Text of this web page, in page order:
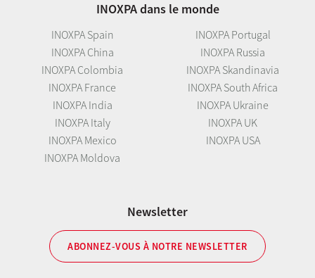
INOXPA dans le monde
INOXPA Spain
INOXPA China
INOXPA Colombia
INOXPA France
INOXPA India
INOXPA Italy
INOXPA Mexico
INOXPA Moldova
INOXPA Portugal
INOXPA Russia
INOXPA Skandinavia
INOXPA South Africa
INOXPA Ukraine
INOXPA UK
INOXPA USA
Newsletter
ABONNEZ-VOUS À NOTRE NEWSLETTER